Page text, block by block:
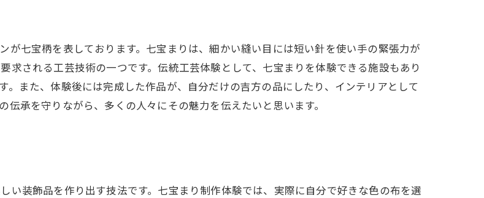
が七宝柄を表しております。七宝まりは、細かい縫い目には短い針を使い手の緊張力が
される工芸技術の一つです。伝統工芸体験として、七宝まりを体験できる施設もあり
。また、体験後には完成した作品が、自分だけの吉方の品にしたり、インテリアとして
承を守りながら、多くの人々にその魅力を伝えたいと思います。
い装飾品を作り出す技法です。七宝まり制作体験では、実際に自分で好きな色の布を選